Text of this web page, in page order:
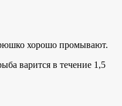
хорошо промывают.
варится в течение 1,5